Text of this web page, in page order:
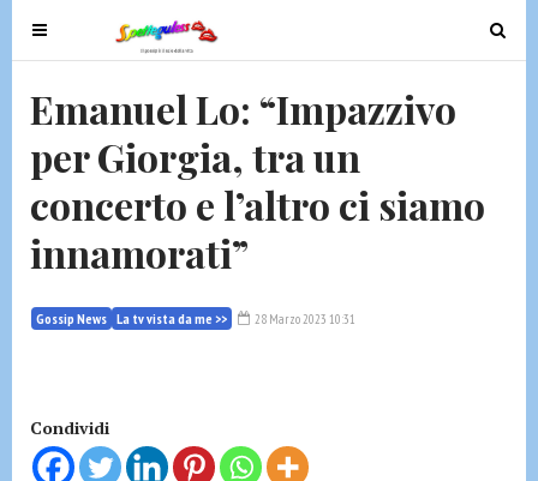
T
o
g
e
n
v
g
o
n
T
o
Emanuel Lo: “Impazzivo
per Giorgia, tra un
concerto e l’altro ci siamo
innamorati”
Gossip News La tv vista da me >> 28 Marzo 2023 10:31
Condividi